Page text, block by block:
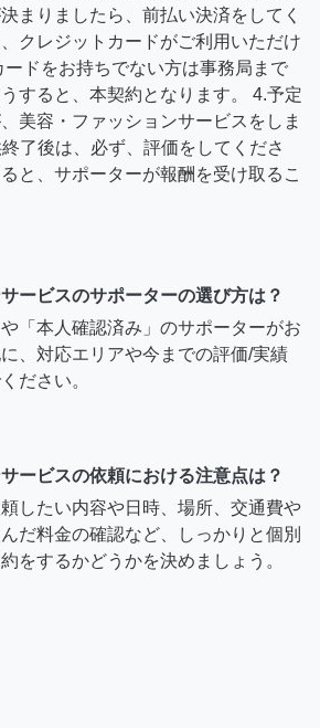
まりましたら、前払い決済をしてく
クレジットカードがご利用いただけ
ードをお持ちでない方は事務局まで
すると、本契約となります。 4.予定
美容・ファッションサービスをしま
了後は、必ず、評価をしてくださ
と、サポーターが報酬を受け取るこ
ービスのサポーターの選び方は？
や「本人確認済み」のサポーターがお
、対応エリアや今までの評価/実績
ださい。
ービスの依頼における注意点は？
したい内容や日時、場所、交通費や
だ料金の確認など、しっかりと個別
をするかどうかを決めましょう。